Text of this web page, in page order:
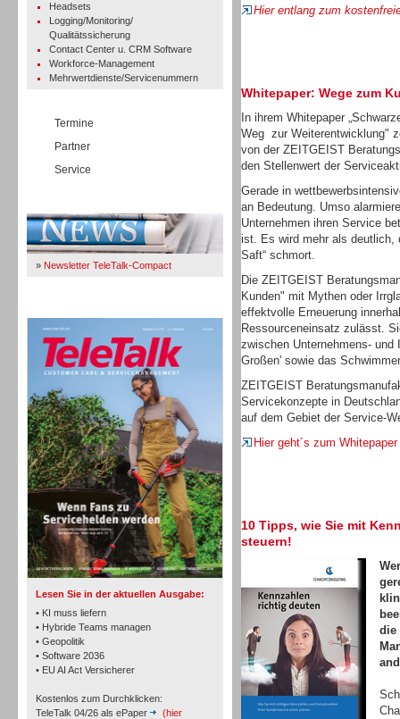
Headsets
Logging/Monitoring/
Qualitätssicherung
Contact Center u. CRM Software
Workforce-Management
Mehrwertdienste/Servicenummern
Termine
Partner
Service
» Newsletter TeleTalk-Compact
Lesen Sie in der aktuellen Ausgabe:
• KI muss liefern
• Hybride Teams managen
• Geopolitik
• Software 2036
• EU AI Act Versicherer
Kostenlos zum Durchklicken:
TeleTalk 04/26 als ePaper
(hier
TK- und ACD-Systeme
Workforce-Management
Hier entlang zum
Whitepaper: Wege zum
In ihrem Whitepaper
Weg zur Weiterentwicklung"
von der ZEITGEIST
den Stellenwert der
Gerade in
an Bedeutung. Umso
Unternehmen ihren Service
ist. Es wird mehr als deutlich,
Saft“ schmort.
Die ZEITGEIST
Kunden" mit Mythen oder
effektvolle Erneuerung
Ressourceneinsatz zulässt.
zwischen Unternehmens- und
Großen' sowie das
ZEITGEIST
Servicekonzepte in
auf dem Gebiet der Service-
Hier geht´s zum Whitepaper
10 Tipps, wie Sie mit
steuern!
die